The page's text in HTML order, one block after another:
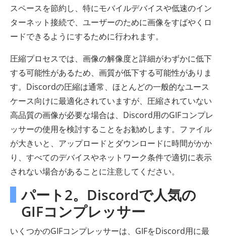
スペースを節約し、特にモバイルデバイスや低速のイン
ターネット接続で、ユーザーのために画像をすばやくロ
ードできるようにするために行われます。
圧縮プロセスでは、画像の解像度と詳細がわずかに低下
する可能性があるため、画質が低下する可能性がありま
す。Discordの圧縮は通常、ほとんどの一般的なユース
ケース向けに最適化されていますが、圧縮されていない
高品質の画像が必要な場合は、Discord用のGIFコンプレ
ッサーの使用を検討することをお勧めします。ファイル
が大きいと、アップロードとダウンロードに時間がかか
り、すべてのデバイスやネットワーク条件で適切に表示
されない場合があることに注意してください。
パート2。Discordで人気の
GIFコンプレッサー
いくつかのGIFコンプレッサーは、GIFをDiscord用に最